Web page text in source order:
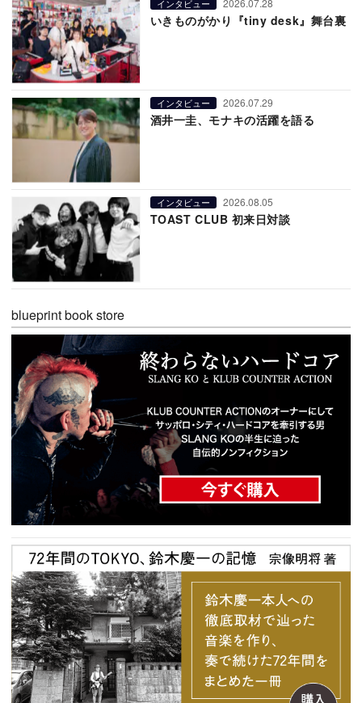
インタビュー 2026.07.28
いきものがかり『tiny desk』舞台裏
インタビュー 2026.07.29
酒井一圭、モナキの活躍を語る
インタビュー 2026.08.05
TOAST CLUB 初来日対談
blueprint book store